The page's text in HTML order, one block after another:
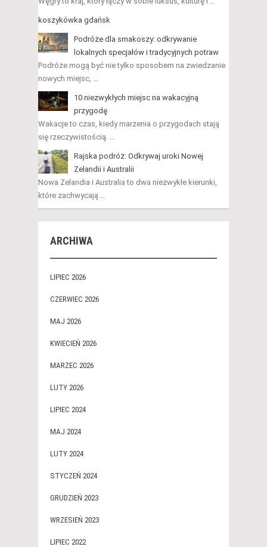
koszykówka gdańsk
Podróże dla smakoszy: odkrywanie
lokalnych specjałów i tradycyjnych potraw
Podróże mogą być nie tylko sposobem na zwiedzanie
nowych miejsc, …
10 niezwykłych miejsc na wakacyjną
przygodę
Wakacje to czas, kiedy marzenia o przygodach stają
się rzeczywistością. …
Rajska podróż: Odkrywaj uroki Nowej
Zelandii i Australii
Nowa Zelandia i Australia to dwa niezwykłe kierunki,
które zachwycają …
ARCHIWA
LIPIEC 2026
CZERWIEC 2026
MAJ 2026
KWIECIEŃ 2026
MARZEC 2026
LUTY 2026
LIPIEC 2024
MAJ 2024
LUTY 2024
STYCZEŃ 2024
GRUDZIEŃ 2023
WRZESIEŃ 2023
LIPIEC 2022